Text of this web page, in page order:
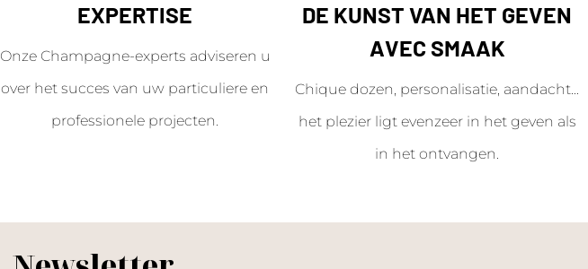
EXPERTISE
Onze Champagne-experts adviseren u
over het succes van uw particuliere en
professionele projecten.
DE KUNST VAN HET GEVEN
AVEC SMAAK
Chique dozen, personalisatie, aandacht...
het plezier ligt evenzeer in het geven als
in het ontvangen.